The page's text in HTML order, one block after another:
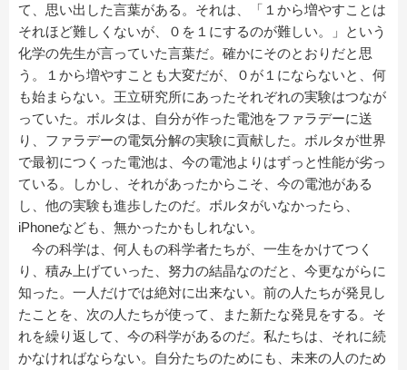
て、思い出した言葉がある。それは、「１から増やすことは
それほど難しくないが、０を１にするのが難しい。」という
化学の先生が言っていた言葉だ。確かにそのとおりだと思
う。１から増やすことも大変だが、０が１にならないと、何
も始まらない。王立研究所にあったそれぞれの実験はつなが
っていた。ボルタは、自分が作った電池をファラデーに送
り、ファラデーの電気分解の実験に貢献した。ボルタが世界
で最初につくった電池は、今の電池よりはずっと性能が劣っ
ている。しかし、それがあったからこそ、今の電池がある
し、他の実験も進歩したのだ。ボルタがいなかったら、
iPhoneなども、無かったかもしれない。
今の科学は、何人もの科学者たちが、一生をかけてつく
り、積み上げていった、努力の結晶なのだと、今更ながらに
知った。一人だけでは絶対に出来ない。前の人たちが発見し
たことを、次の人たちが使って、また新たな発見をする。そ
れを繰り返して、今の科学があるのだ。私たちは、それに続
かなければならない。自分たちのためにも、未来の人のため